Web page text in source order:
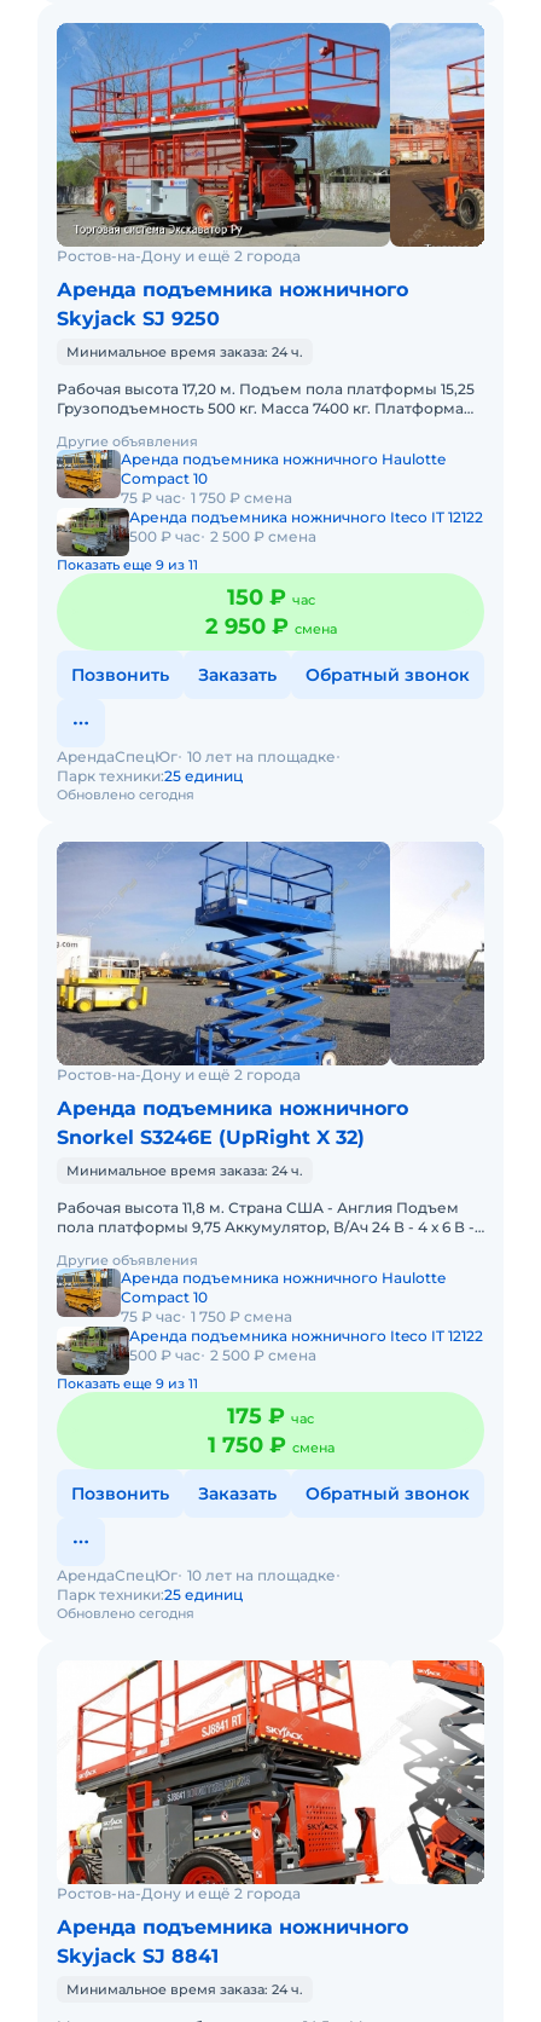
Ростов-на-Дону и ещё 2 города
Аренда подъемника ножничного
Skyjack SJ 9250
Минимальное время заказа: 24 ч.
Рабочая высота 17,20 м. Подъем пола платформы 15,25
Грузоподъемность 500 кг. Масса 7400 кг. Платформа
Другие объявления
Аренда подъемника ножничного Haulotte
Compact 10
75 ₽ час 1 750 ₽ смена
Аренда подъемника ножничного Iteco IT 12122
500 ₽ час 2 500 ₽ смена
Показать еще 9 из 11
150 ₽ час
2 950 ₽ смена
Позвонить Заказать Обратный звонок
Обновлено сегодня
АрендаСпецЮг 10 лет на площадке
Парк техники:25 единиц
Ростов-на-Дону и ещё 2 города
Аренда подъемника ножничного
Snorkel S3246E (UpRight X 32)
Минимальное время заказа: 24 ч.
Рабочая высота 11,8 м. Страна США - Англия Подъем
пола платформы 9,75 Аккумулятор, В/Ач 24 В - 4 х 6 В -
Другие объявления
Аренда подъемника ножничного Haulotte
Compact 10
75 ₽ час 1 750 ₽ смена
Аренда подъемника ножничного Iteco IT 12122
500 ₽ час 2 500 ₽ смена
Показать еще 9 из 11
175 ₽ час
1 750 ₽ смена
Позвонить Заказать Обратный звонок
Обновлено сегодня
АрендаСпецЮг 10 лет на площадке
Парк техники:25 единиц
Ростов-на-Дону и ещё 2 города
Аренда подъемника ножничного
Skyjack SJ 8841
Минимальное время заказа: 24 ч.